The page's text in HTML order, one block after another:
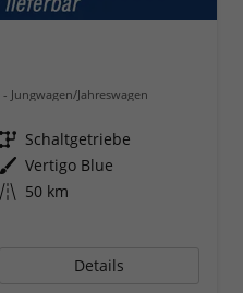
Jungwagen/Jahreswagen
Getriebe Schaltgetriebe
Außenfarbe Vertigo Blue
Kilometerstand 50 km
Details